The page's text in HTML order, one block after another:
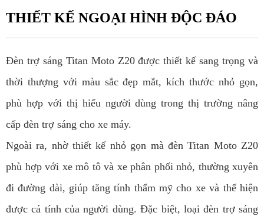
THIẾT KẾ NGOẠI HÌNH ĐỘC ĐÁO
Đèn trợ sáng Titan Moto Z20 được thiết kế sang trọng và
thời thượng với màu sắc đẹp mắt, kích thước nhỏ gọn,
phù hợp với thị hiếu người dùng trong thị trường nâng
cấp đèn trợ sáng cho xe máy.
Ngoài ra, nhờ thiết kế nhỏ gọn mà đèn Titan Moto Z20
phù hợp với xe mô tô và xe phân phối nhỏ, thường xuyên
đi đường dài, giúp tăng tính thẩm mỹ cho xe và thể hiện
được cá tính của người dùng. Đặc biệt, loại đèn trợ sáng